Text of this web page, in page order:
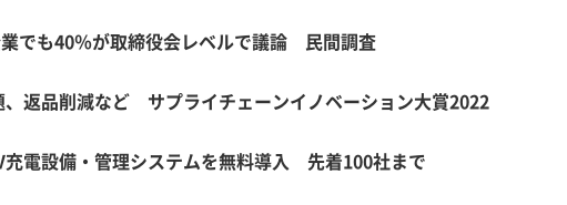
業でも40％が取締役会レベルで議論 民間調査
返品削減など サプライチェーンイノベーション大賞2022
充電設備・管理システムを無料導入 先着100社まで